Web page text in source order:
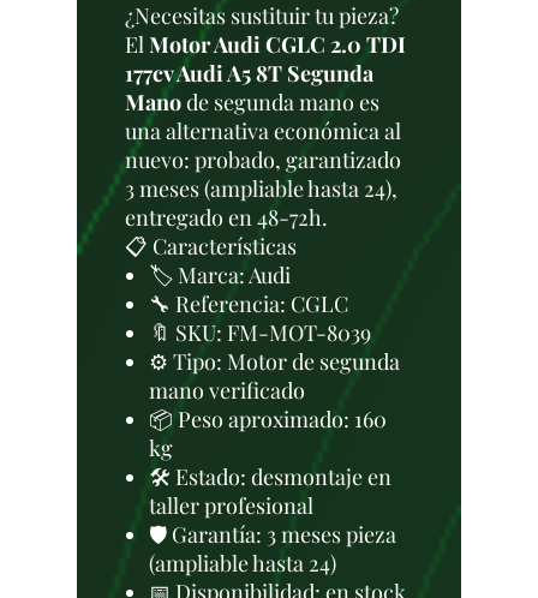
¿Necesitas sustituir tu pieza?
ElMotor Audi CGLC 2.0 TDI
177cv Audi A5 8T Segunda
Manode segunda mano es
una alternativa económica al
nuevo: probado, garantizado
3 meses (ampliable hasta 24),
entregado en 48-72h.
📋 Características
🏷️ Marca: Audi
🔧 Referencia: CGLC
🔖 SKU: FM-MOT-8039
⚙️ Tipo: Motor de segunda
mano verificado
📦 Peso aproximado: 160
kg
🛠 Estado: desmontaje en
taller profesional
🛡️ Garantía: 3 meses pieza
(ampliable hasta 24)
📅 Disponibilidad: en stock,